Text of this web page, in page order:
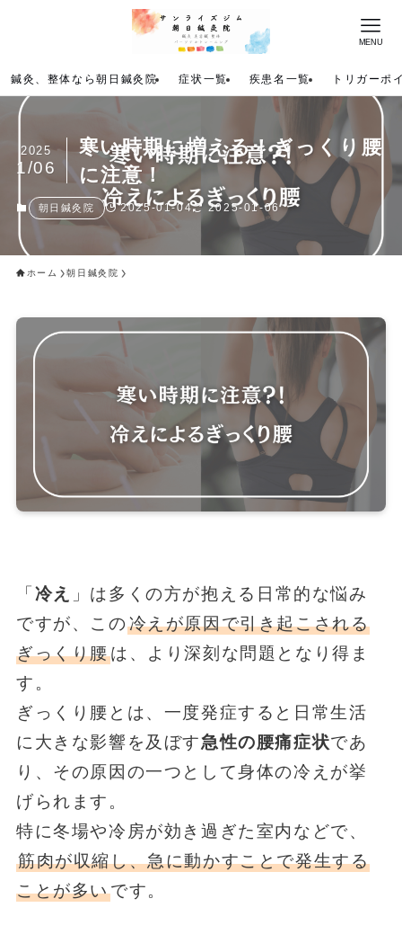
MENU
鍼灸、整体なら朝日鍼灸院 症状一覧 疾患名一覧 トリガーポ
寒い時期に増える！ぎっくり腰
に注意！
2025
1/06
朝日鍼灸院 2025-01-04 2025-01-06
ホーム 朝日鍼灸院
「 冷え
」は多くの方が抱える日常的な悩み
ですが、この冷えが原因で引き起こされる
ぎっくり腰は、より深刻な問題となり得ま
す。
ぎっくり腰とは、一度発症すると日常生活
に大きな影響を及ぼす急性の腰痛症状であ
り、その原因の一つとして身体の冷えが挙
げられます。
特に冬場や冷房が効き過ぎた室内などで、
筋肉が収縮し、急に動かすことで発生する
ことが多いです。